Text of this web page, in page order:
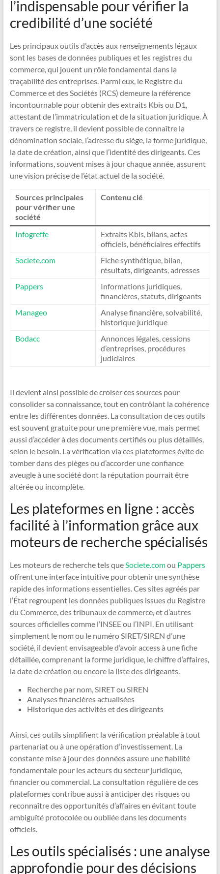
l’indispensable pour vérifier la
credibilité d’une société
Les principaux outils d’accès aux renseignements légaux
sont les bases de données publiques et les registres du
commerce, qui jouent un rôle fondamental dans la
traçabilité des entreprises. Parmi eux, le Registre du
Commerce et des Sociétés (RCS) demeure la référence
incontournable pour obtenir des extraits Kbis ou D1,
attestant de l’immatriculation et de la situation juridique. À
travers ce registre, il devient possible de connaître la
dénomination sociale, l’adresse du siège, la forme juridique,
la date de création, ainsi que l’identité des dirigeants. Ces
informations, souvent mises à jour chaque année, assurent
une vision précise de l’état actuel de la société.
Sources principales
pour vérifier une
société
Contenu clé
Infogreffe
Extraits Kbis, bilans, actes
officiels, bénéficiaires effectifs
Societe.com
Fiche synthétique, bilan,
résultats, dirigeants, adresses
Pappers
Informations juridiques,
financières, statuts, dirigeants
Manageo
Analyse financière, solvabilité,
historique juridique
Bodacc
Annonces légales, cessions
d’entreprises, procédures
judiciaires
Il devient ainsi possible de croiser ces sources pour
consolider sa connaissance, tout en contrôlant la cohérence
entre les différentes données. La consultation de ces outils
est souvent gratuite pour une première vue, mais permet
aussi d’accéder à des documents certifiés ou plus détaillés,
selon le besoin. La vérification via ces plateformes évite de
tomber dans des pièges ou d’accorder une confiance
aveugle à une société dont la réputation pourrait être
altérée ou incomplète.
Les plateformes en ligne : accès
facilité à l’information grâce aux
moteurs de recherche spécialisés
Les moteurs de recherche tels queSociete.comou Pappers
offrent une interface intuitive pour obtenir une synthèse
rapide des informations essentielles. Ces sites agréés par
l’État regroupent les données publiques issues du Registre
du Commerce, des tribunaux de commerce, et d’autres
sources officielles comme l’INSEE ou l’INPI. En utilisant
simplement le nom ou le numéro SIRET/SIREN d’une
société, il devient envisageable d’avoir access à une fiche
détaillée, comprenant la forme juridique, le chiffre d’affaires,
la date de création ou encore la liste des dirigeants.
Recherche par nom, SIRET ou SIREN
Analyses financières actualisées
Historique des activités et des dirigeants
Ainsi, ces outils simplifient la vérification préalable à tout
partenariat ou à une opération d’investissement. La
constante mise à jour des données assure une fiabilité
fondamentale pour les acteurs du secteur juridique,
financier ou commercial. La consultation régulière de ces
plateformes contribue aussi à anticiper des risques ou
reconnaître des opportunités d’affaires en évitant toute
ambiguïté protocolée ou oubliée dans les documents
officiels.
Les outils spécialisés : une analyse
approfondie pour des décisions